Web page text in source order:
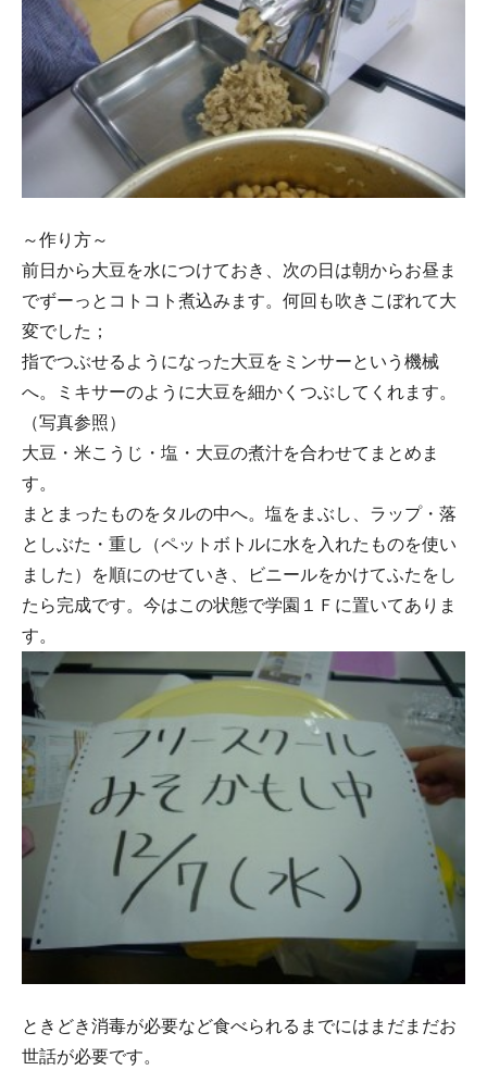
～作り方～
前日から大豆を水につけておき、次の日は朝からお昼ま
でずーっとコトコト煮込みます。何回も吹きこぼれて大
変でした；
指でつぶせるようになった大豆をミンサーという機械
へ。ミキサーのように大豆を細かくつぶしてくれます。
（写真参照）
大豆・米こうじ・塩・大豆の煮汁を合わせてまとめま
す。
まとまったものをタルの中へ。塩をまぶし、ラップ・落
としぶた・重し（ペットボトルに水を入れたものを使い
ました）を順にのせていき、ビニールをかけてふたをし
たら完成です。今はこの状態で学園１Ｆに置いてありま
す。
ときどき消毒が必要など食べられるまでにはまだまだお
世話が必要です。